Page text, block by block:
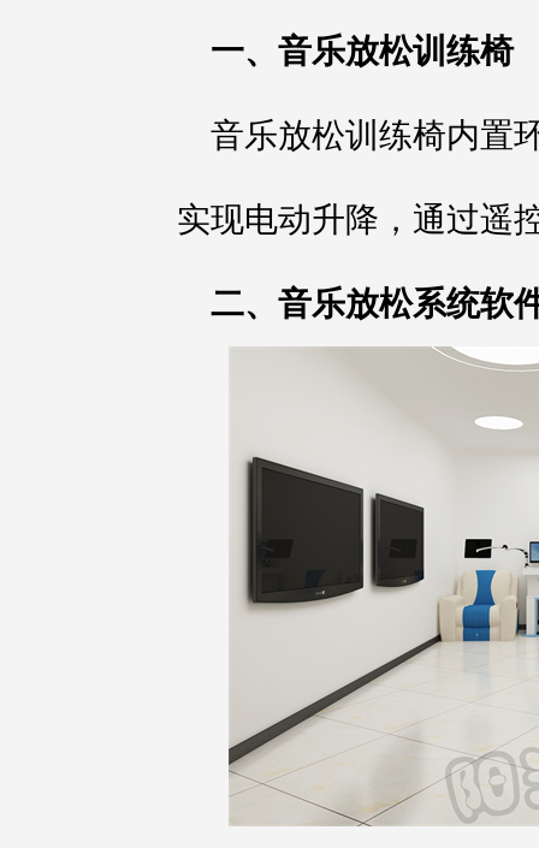
一、音乐放松训练椅
音乐放松训练椅内置
实现电动升降，通过遥
二、音乐放松系统软